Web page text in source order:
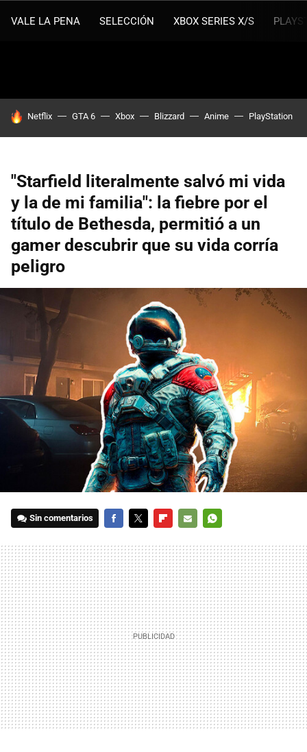
VALE LA PENA SELECCIÓN XBOX SERIES X/S
HOY SE HABLA DE
Netflix GTA 6 Xbox Blizzard Anime PlayStation
"Starfield literalmente salvó mi vida
y la de mi familia": la fiebre por el
título de Bethesda, permitió a un
gamer descubrir que su vida corría
peligro
Sin comentarios
MAIL